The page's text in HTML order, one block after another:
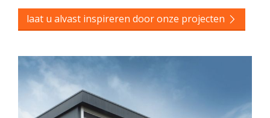
laat u alvast inspireren door onze projecten